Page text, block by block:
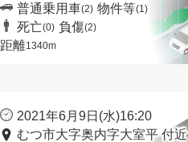
普通乗用車(2) 物件等(1)
死亡(0) 負傷(2)
距離1340m
2021年6月9日(水)16:20
むつ市大字奥内字大室平 付近